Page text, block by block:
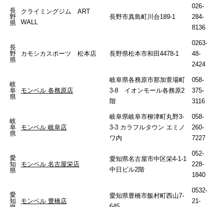
長
野
県
クライミングジム ART
WALL
長野市真島町川合189-1
026-
284-
8136
長
野
県
カモシカスポーツ 松本店 長野県松本市和田4478-1
0263-
48-
2424
岐
阜
県
モンベル 各務原店
岐阜県各務原市那加萱場町
3-8 イオンモール各務原2
階
058-
375-
3116
岐
阜
県
モンベル 岐阜店
岐阜県岐阜市柳津町丸野3-
3-3 カラフルタウン エミノ
ワ内
058-
260-
7227
愛
知
県
モンベル 名古屋栄店
愛知県名古屋市中区栄4-1-1
中日ビル2階
052-
228-
1840
愛
知
モンベル 豊橋店
愛知県豊橋市飯村町西山7-
0532-
21-